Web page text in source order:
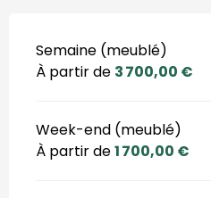
Semaine (meublé)
À partir de 3 700,00 €
Week-end (meublé)
À partir de1 700,00 €